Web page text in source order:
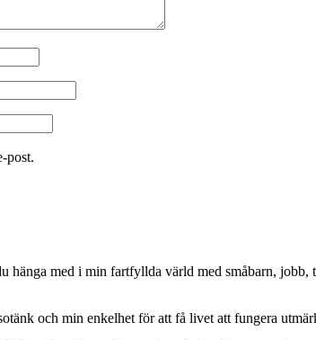
post.
hänga med i min fartfyllda värld med småbarn,
och min enkelhet för att få livet att fungera